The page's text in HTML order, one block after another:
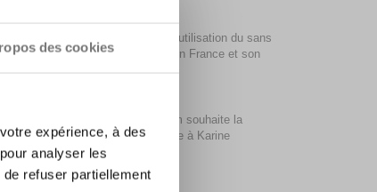
des cookies
expérience, à des
analyser les
refuser partiellement
La faible utilisation du sans
contact en France et son
évolution
Synalcom souhaite la
bienvenue à Karine